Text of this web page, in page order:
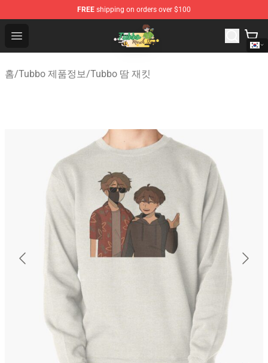
FREE shipping on orders over $100
Open menu
Tubbo Store - Official Tubbo Merchandise Shop
홈/Tubbo 제품정보/Tubbo 땀 재킷